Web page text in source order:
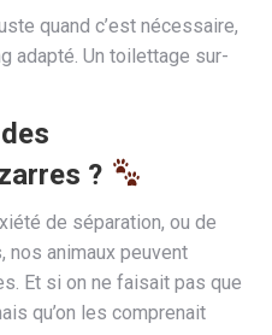
quand c’est nécessaire,
adapté. Un toilettage sur-
?
de séparation, ou de
animaux peuvent
Et si on ne faisait pas que
qu’on les comprenait